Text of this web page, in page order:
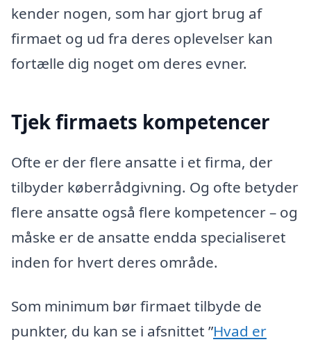
kender nogen, som har gjort brug af
firmaet og ud fra deres oplevelser kan
fortælle dig noget om deres evner.
Tjek firmaets kompetencer
Ofte er der flere ansatte i et firma, der
tilbyder køberrådgivning. Og ofte betyder
flere ansatte også flere kompetencer – og
måske er de ansatte endda specialiseret
inden for hvert deres område.
Som minimum bør firmaet tilbyde de
punkter, du kan se i afsnittet ”Hvad er